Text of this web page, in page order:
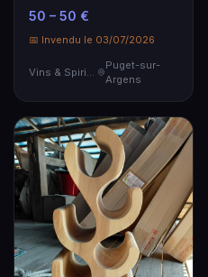
8 bouteilles 28x23x70
cm
50 – 50 €
📅 Invendu le 03/07/2026
Vins & Spiritueux
Puget-sur-
Argens